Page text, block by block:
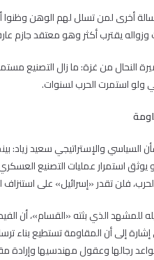
أخرى لمن تسلل لهم الوهن وظنوا
يقترب أكثر وهو معتقد جازم
ولو استمرت الحرب لسنوات.
السياسي والإستراتيجي سعيد زياد:
يوثق استمرار عمليات التصنيع
فلن تقدر «إسرائيل» على
للمشهد الذي بثته «القسام»، أن
إشارة إلى أن المقاومة تستطيع بناء
رجالها وعقول مهندسيها وإرادة